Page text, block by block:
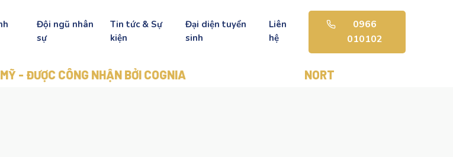
Đội ngũ nhân
sự
Tin tức & Sự
kiện
Đại diện tuyển
sinh
Liên
hệ
0966
010102
CÔNG NHẬN BỞI COGNIA NORTHSTAR AMERICAN